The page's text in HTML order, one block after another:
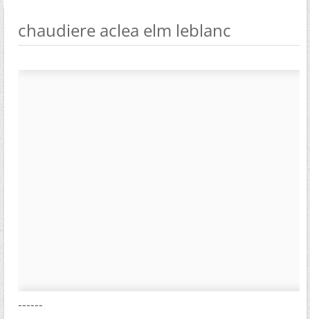
chaudiere aclea elm leblanc
------